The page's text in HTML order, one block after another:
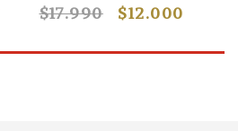
$17.990 $12.000